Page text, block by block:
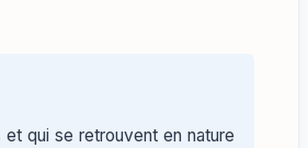
qui se retrouvent en nature